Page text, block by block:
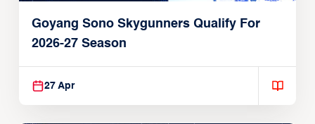
Goyang Sono Skygunners Qualify For
2026-27 Season
27 Apr